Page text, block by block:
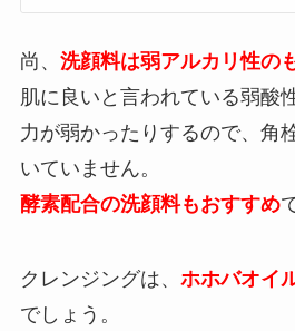
尚、 洗顔料は弱アルカリ性の
肌に良いと言われている弱酸
力が弱かったりするので、角
いていません。
酵素配合の洗顔料もおすすめ
クレンジングは、 ホホバオイ
でしょう。